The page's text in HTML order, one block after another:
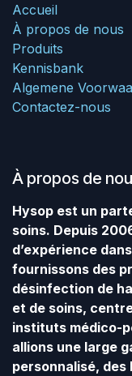
Accueil
À propos de nous
Produits
Kennisbank
Algemene
Contactez-nous
À propos de
Hysop est un
soins. Depuis
d’expérience
fournissons des
désinfection de
et de soins,
instituts médico-
allions une large
personnalisé,